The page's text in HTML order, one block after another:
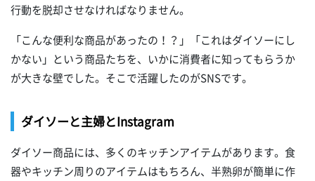
行動を脱却させなければなりません。
「こんな便利な商品があったの！？」「これはダイソーにし
かない」という商品たちを、いかに消費者に知ってもらうか
が大きな壁でした。そこで活躍したのがSNSです。
ダイソーと主婦とInstagram
ダイソー商品には、多くのキッチンアイテムがあります。食
器やキッチン周りのアイテムはもちろん、半熟卵が簡単に作